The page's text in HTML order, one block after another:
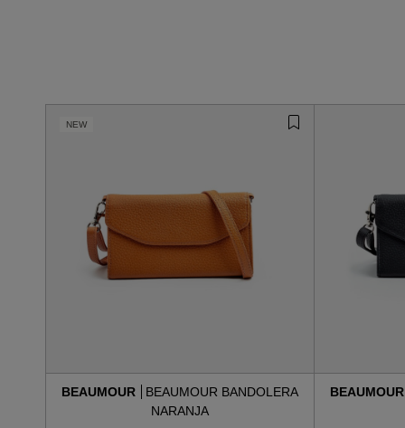
NEW
BEAUMOUR
BEAUMOUR BANDOLERA
NARANJA